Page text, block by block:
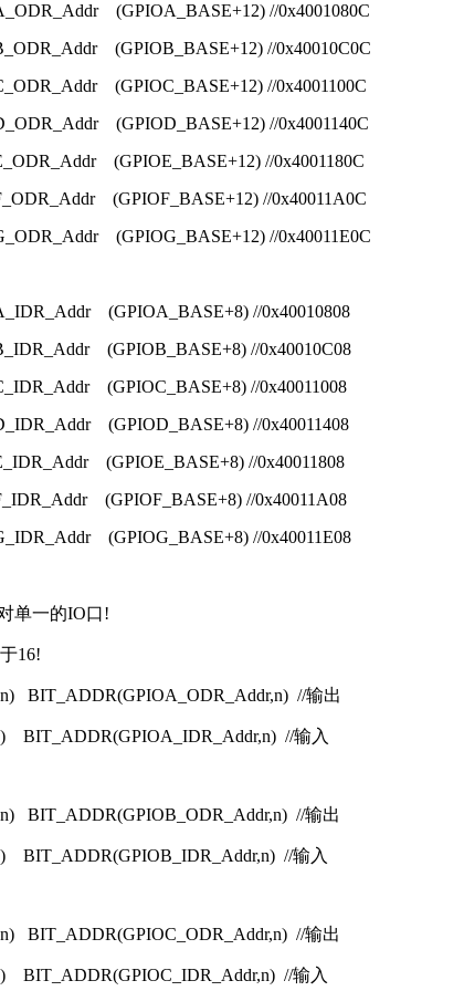
(GPIOA_BASE+12) //0x4001080C
(GPIOB_BASE+12) //0x40010C0C
(GPIOC_BASE+12) //0x4001100C
(GPIOD_BASE+12) //0x4001140C
(GPIOE_BASE+12) //0x4001180C
(GPIOF_BASE+12) //0x40011A0C
(GPIOG_BASE+12) //0x40011E0C
(GPIOA_BASE+8) //0x40010808
(GPIOB_BASE+8) //0x40010C08
(GPIOC_BASE+8) //0x40011008
(GPIOD_BASE+8) //0x40011408
(GPIOE_BASE+8) //0x40011808
(GPIOF_BASE+8) //0x40011A08
(GPIOG_BASE+8) //0x40011E08
单一的IO口!
16!
BIT_ADDR(GPIOA_ODR_Addr,n) //输出
BIT_ADDR(GPIOA_IDR_Addr,n) //输入
BIT_ADDR(GPIOB_ODR_Addr,n) //输出
BIT_ADDR(GPIOB_IDR_Addr,n) //输入
BIT_ADDR(GPIOC_ODR_Addr,n) //输出
BIT_ADDR(GPIOC_IDR_Addr,n) //输入